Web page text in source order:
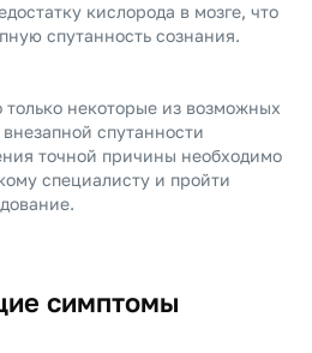
кислорода в мозге, что
спутанность сознания.
только некоторые из возможных
спутанности
точной причины необходимо
специалисту и пройти
симптомы